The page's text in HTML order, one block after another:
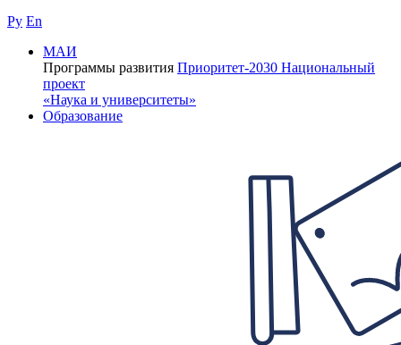
Ру En
МАИ
Программы развития Приоритет-2030 Национальный
проект
«Наука и университеты»
Образование